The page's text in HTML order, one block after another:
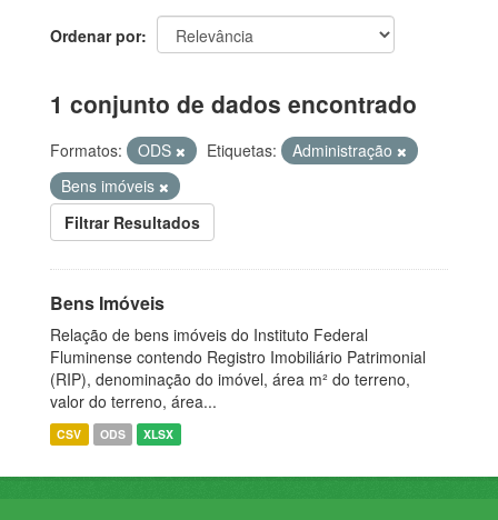
Ordenar por
1 conjunto de dados encontrado
Formatos: ODS Etiquetas:
Administração
Bens imóveis
Filtrar Resultados
Bens Imóveis
Relação de bens imóveis do Instituto Federal
Fluminense contendo Registro Imobiliário Patrimonial
(RIP), denominação do imóvel, área m² do terreno,
valor do terreno, área...
CSV ODS XLSX